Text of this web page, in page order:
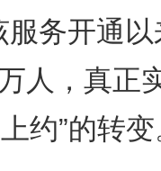
服务开通
人，真正
约”的转变